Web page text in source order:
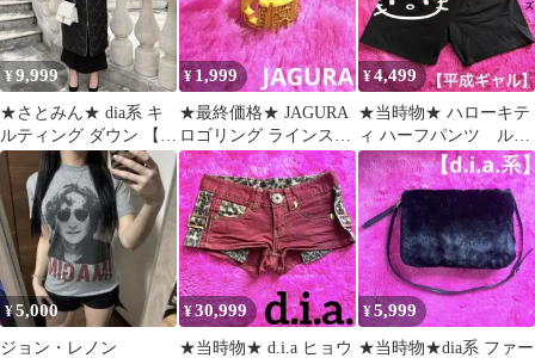
¥9,999
★さとみん★ dia系 キ
ルティング ダウン 【平
成ギャル】美品 黒 アウ
ター
¥ 1,999
★最終価格★ JAGURA
ロゴリング ラインスト
ーン キラキラ 【平成
ギャル】
¥4,499
★当時物★ ハローキテ
ィ ハーフパンツ ルー
ムウェア M【平成ギャ
ル】ラメ
¥5,000
ジョン・レノン
¥30,999
★当時物★ d.i.a ヒョウ
¥5,999
★当時物★dia系 ファー